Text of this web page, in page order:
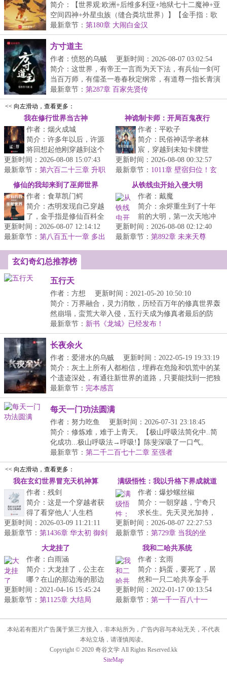
简介：【世界观:欧洲+后维多利亚+地狱七十二魔神+亚
空间四神+外星虫族（缝合粪坑世界）】【金手指：歌
利...
最新章节： 第180章 大闹白金汉
方寸道主
作者：愤怒的乌贼
更新时间：2026-08-07 03:02:54
简介：这世界，有帝王一言而为天下法，有兵仙一剑可
当百万师，有儒圣一卷春秋定纲常，有道尊一指长青演
造...
最新章节： 第287章 百家先贤传
<< 向左滑动，查看更多：
我在修行世界当古神
作者：烟火成城
简介：许多年以后，许源
将回想起他刚穿越到这个
世界，被飞剑钉在大桥上
的那个晚上。那时的他以
为这是个修...
更新时间：2026-08-08 15:07:43
最新章节： 第六百二十三章 升职
神诡制卡师：开局百鬼夜行
作者：平欧子
简介：民俗神话学者林
宸，穿越到未知卡牌世
界。开局就遇上【百鬼夜
行】超凶级副本！危急关
头，林宸借助【...
更新时间：2026-08-08 00:32:57
最新章节： 1011章 壁宿归位！玄
武羁绊解锁，化身移动救护车！
修仙的我却来到了巫师世界
作者：食草凯门鳄
简介：杰明发现自己穿越
了，金手指是修仙百科全
书【大道书阁】，可为什
么穿越的却是巫师世
更新时间：2026-08-07 12:14:12
最新章节： 第八百五十一章 多出
从铁线虫开始入侵大明
作者：戴魔
简介：余烬重生到了十年
前的大明，第一次天地冲
击还未降临，万妖没有彻
底复苏，倭寇还未彻底携
更新时间：2026-08-08 02:12:40
最新章节： 第892章 未来天尊
玄幻奇幻总推荐榜
五行天
作者：方想
更新时间：2021-05-20 10:50:10
简介：万界融合，灵力消散，历经百万年的修真世界轰
然崩塌，蛮荒大举入侵，五行天成为修真者最后的防
线。...
最新章节： 新书《龙城》已经发布！
长夜余火
作者：爱潜水的乌贼
更新时间：2022-05-19 19:33:19
简介：灰土上所有人都相信，埋葬在危险和饥荒中的某
个遗迹深处，有通往新世界的道路，只要能找到一把独
特...
最新章节： 完本感言
每天一门功法圆满
作者：努力吃鱼
更新时间：2026-07-31 23:18:45
简介：修炼难，难于上青天。【极山呼吸法简化中..简
化成功...极山呼吸法→呼吸!】陈斐深吸了一口气。
【极...
最新章节： 第二千二百七十二章 至强者
<< 向左滑动，查看更多：
我在玄幻世界冒充天机神算
作者：残剑
简介：这是一个穿越者获
得了看穿他人‘人生档
案’的能力后，在玄幻世界
冒充天机神算的故事。...
更新时间：2026-03-09 11:21:11
最新章节： 第1436章 华太初 御剑
满级悟性：我以升格下界成就道
祖
作者：爆炒螺丝椒
简介：一朝穿越，宁奇只
求长生。先天灵光加持，
觉醒满级悟性。自此。宁
奇低调修行，不无敌不出
山。阅万经...
更新时间：2026-08-07 22:27:53
最新章节： 第729章 当我的坐
大龙挂了
作者：白雨涵
简介：大龙挂了，公主在
哪？在山的那边海的那边
有一群小精灵，他们喜欢
和稀泥，他们还会种玉
更新时间：2021-04-16 15:45:24
最新章节： 第1125章 大结局
我和二哈共系统
作者：玄雨
简介：妈蛋，要死了，居
然和一只二哈共享金手
指！快点刷新一下属于我
的任务啊！我才不要去完
更新时间：2022-01-17 00:13:54
最新章节： 第一千一百八十一
本站若有图片广告属于第三方接入，非本站所为，广告内容与本站无关，不代表
本站立场，请谨慎阅读。
Copyright © 2020 奇谷文学 All Rights Reserved.kk
SiteMap